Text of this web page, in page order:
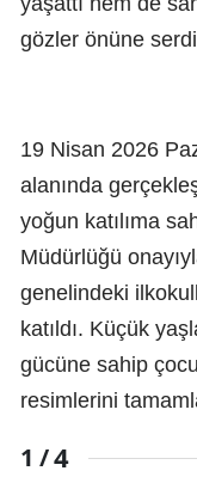
gözler önüne
19 Nisan 2026
alanında
yoğun katılıma
Müdürlüğü
genelindeki
katıldı. Küçük
gücüne sahip
resimlerini
1 /4